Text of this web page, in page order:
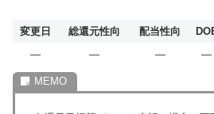
変更日 総還元性向 配当性向
―
― ― ―